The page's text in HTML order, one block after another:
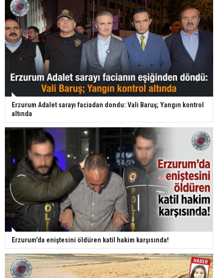
Erzurum Adalet sarayı faciadan dondu: Vali Baruş; Yangın kontrol
altında
Erzurum'da eniştesini öldüren katil hakim karşısında!